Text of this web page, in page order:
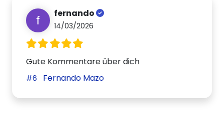
f fernando
14/03/2026
Gute Kommentare über dich
#6 Fernando Mazo